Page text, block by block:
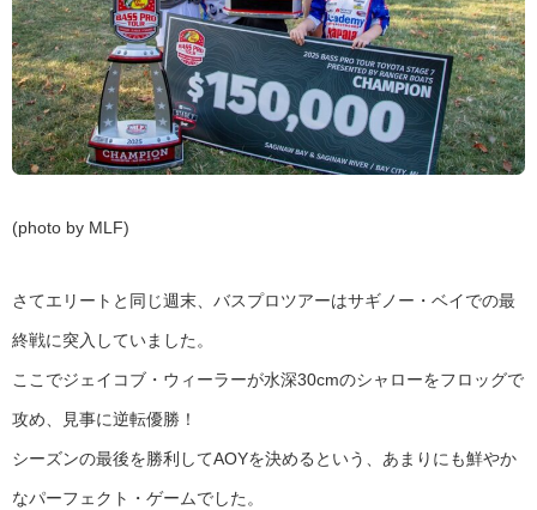
(photo by MLF)
さてエリートと同じ週末、バスプロツアーはサギノー・ベイでの最
終戦に突入していました。
ここでジェイコブ・ウィーラーが水深30cmのシャローをフロッグで
攻め、見事に逆転優勝！
シーズンの最後を勝利してAOYを決めるという、あまりにも鮮やか
なパーフェクト・ゲームでした。